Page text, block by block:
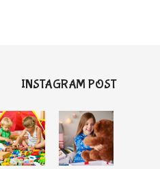
INSTAGRAM POST